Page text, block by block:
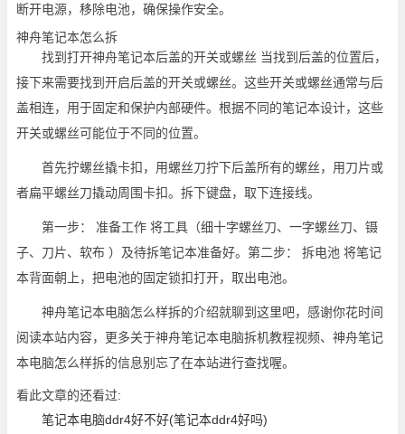
断开电源，移除电池，确保操作安全。
神舟笔记本怎么拆
找到打开神舟笔记本后盖的开关或螺丝 当找到后盖的位置后，
接下来需要找到开启后盖的开关或螺丝。这些开关或螺丝通常与后
盖相连，用于固定和保护内部硬件。根据不同的笔记本设计，这些
开关或螺丝可能位于不同的位置。
首先拧螺丝撬卡扣，用螺丝刀拧下后盖所有的螺丝，用刀片或
者扁平螺丝刀撬动周围卡扣。拆下键盘，取下连接线。
第一步： 准备工作 将工具（细十字螺丝刀、一字螺丝刀、镊
子、刀片、软布 ）及待拆笔记本准备好。第二步： 拆电池 将笔记
本背面朝上，把电池的固定锁扣打开，取出电池。
神舟笔记本电脑怎么样拆的介绍就聊到这里吧，感谢你花时间
阅读本站内容，更多关于神舟笔记本电脑拆机教程视频、神舟笔记
本电脑怎么样拆的信息别忘了在本站进行查找喔。
看此文章的还看过:
笔记本电脑ddr4好不好(笔记本ddr4好吗)